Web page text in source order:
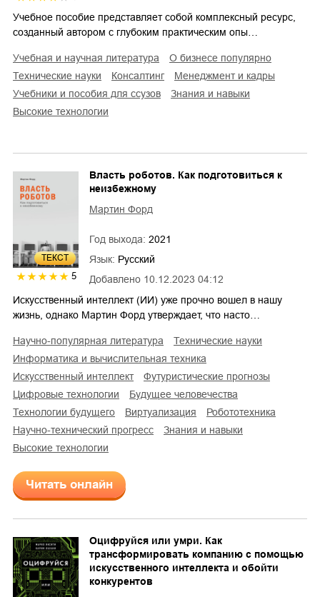
Учебное пособие представляет собой комплексный ресурс,
созданный автором с глубоким практическим опы…
учебная и научная литература
о бизнесе популярно
технические науки
консалтинг
менеджмент и кадры
учебники и пособия для ссузов
знания и навыки
высокие технологии
ТЕКСТ
5 Добавлено 10.12.2023 04:12
Власть роботов. Как подготовиться к
неизбежному
Мартин Форд
Год выхода: 2021
Язык: Русский
Искусственный интеллект (ИИ) уже прочно вошел в нашу
жизнь, однако Мартин Форд утверждает, что насто…
научно-популярная литература
технические науки
информатика и вычислительная техника
искусственный интеллект
футуристические прогнозы
цифровые технологии
будущее человечества
технологии будущего
виртуализация
робототехника
научно-технический прогресс
знания и навыки
высокие технологии
Читать онлайн
Оцифруйся или умри. Как
трансформировать компанию с помощью
искусственного интеллекта и обойти
конкурентов